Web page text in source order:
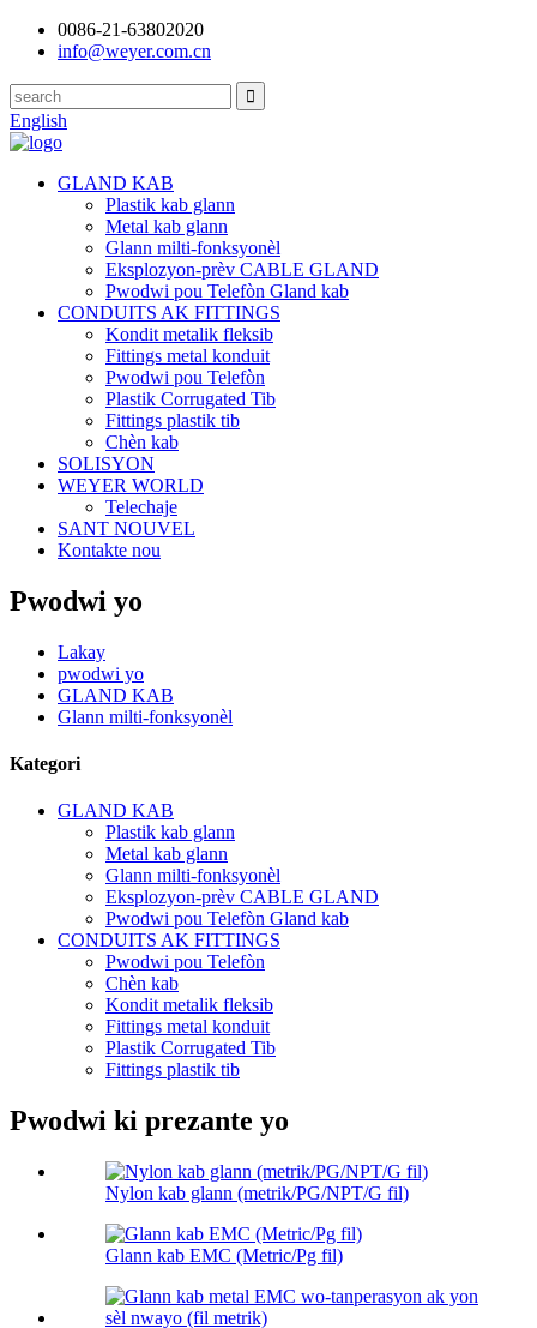
0086-21-63802020
info@weyer.com.cn
English
GLAND KAB
Plastik kab glann
Metal kab glann
Glann milti-fonksyonèl
Eksplozyon-prèv CABLE GLAND
Pwodwi pou Telefòn Gland kab
CONDUITS AK FITTINGS
Kondit metalik fleksib
Fittings metal konduit
Pwodwi pou Telefòn
Plastik Corrugated Tib
Fittings plastik tib
Chèn kab
SOLISYON
WEYER WORLD
Telechaje
SANT NOUVEL
Kontakte nou
Pwodwi yo
Lakay
pwodwi yo
GLAND KAB
Glann milti-fonksyonèl
Kategori
GLAND KAB
Plastik kab glann
Metal kab glann
Glann milti-fonksyonèl
Eksplozyon-prèv CABLE GLAND
Pwodwi pou Telefòn Gland kab
CONDUITS AK FITTINGS
Pwodwi pou Telefòn
Chèn kab
Kondit metalik fleksib
Fittings metal konduit
Plastik Corrugated Tib
Fittings plastik tib
Pwodwi ki prezante yo
Nylon kab glann (metrik/PG/NPT/G fil)
Glann kab EMC (Metric/Pg fil)